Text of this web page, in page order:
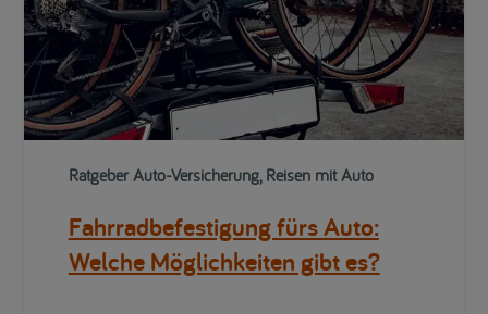
Ratgeber Auto-Versicherung, Reisen mit Auto
Fahrradbefestigung fürs Auto:
Welche Möglichkeiten gibt es?